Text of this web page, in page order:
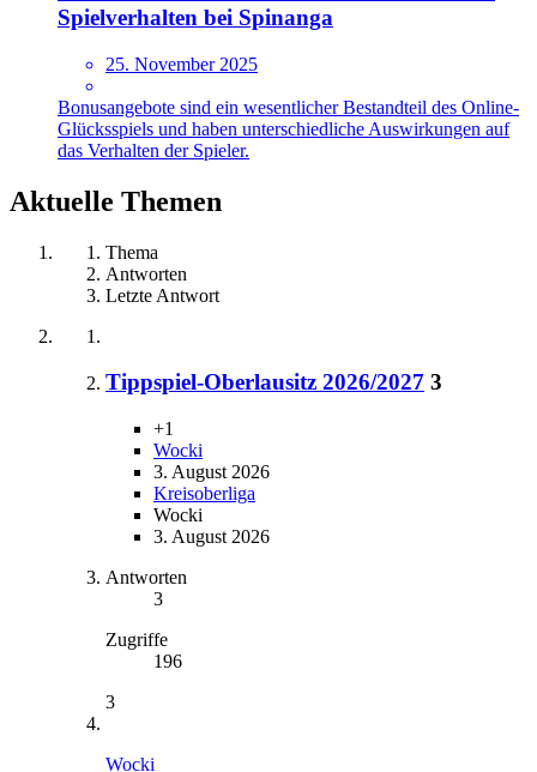
Spielverhalten bei Spinanga
25. November 2025
Bonusangebote sind ein wesentlicher Bestandteil des Online-
Glücksspiels und haben unterschiedliche Auswirkungen auf
das Verhalten der Spieler.
Aktuelle Themen
Thema
Antworten
Letzte Antwort
Tippspiel-Oberlausitz 2026/2027 3
+1
Wocki
3. August 2026
Kreisoberliga
Wocki
3. August 2026
Antworten
3
Zugriffe
196
3
Wocki